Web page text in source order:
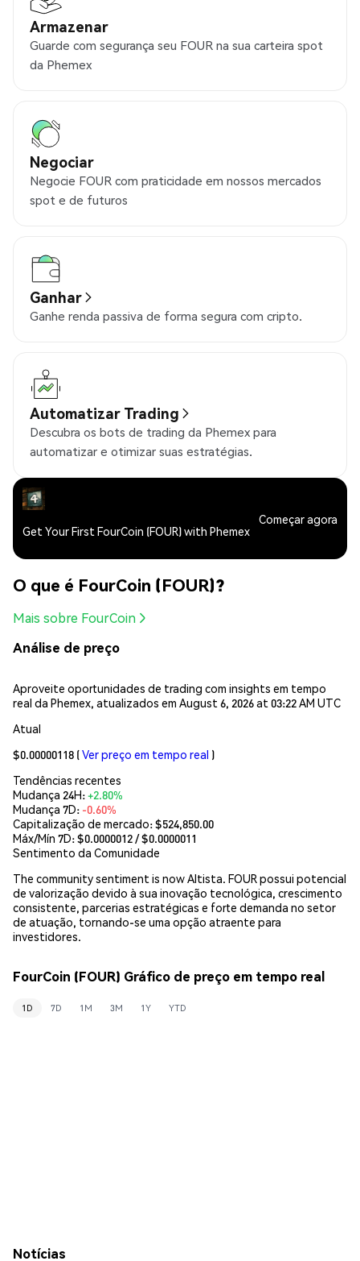
Armazenar
Guarde com segurança seu FOUR na sua carteira spot
da Phemex
Negociar
Negocie FOUR com praticidade em nossos mercados
spot e de futuros
Ganhar
Ganhe renda passiva de forma segura com cripto.
Automatizar Trading
Descubra os bots de trading da Phemex para
automatizar e otimizar suas estratégias.
Get Your First FourCoin (FOUR) with Phemex
Começar agora
O que é FourCoin (FOUR)?
Mais sobre FourCoin
Análise de preço
Aproveite oportunidades de trading com insights em tempo
real da Phemex, atualizados em August 6, 2026 at 03:22 AM UTC
Atual
$0.00000118 (Ver preço em tempo real )
Tendências recentes
Mudança 24H:+2.80%
Mudança 7D: -0.60%
Capitalização de mercado:$524,850.00
Máx/Mín 7D: $0.0000012/ $0.0000011
Sentimento da Comunidade
The community sentiment is now Altista. FOUR possui potencial
de valorização devido à sua inovação tecnológica, crescimento
consistente, parcerias estratégicas e forte demanda no setor
de atuação, tornando-se uma opção atraente para
investidores.
FourCoin (FOUR) Gráfico de preço em tempo real
1D 7D 1M 3M 1Y YTD
Notícias